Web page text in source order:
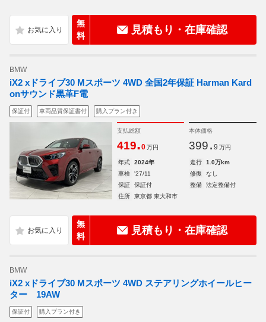
無
料
見積もり・在庫確認
BMW
iX2 xドライブ30 Mスポーツ 4WD 全国2年保証 Harman Kard
onサウンド黒革F電
保証付 車両品質保証書付 購入プラン付き
支払総額
419.0 万円
本体価格
399. 9 万円
年式 2024年 走行
1.0万km
車検
'27/11 修復
なし
保証
保証付 整備
法定整備付
住所
東京都 東大和市
無
料
見積もり・在庫確認
BMW
iX2 xドライブ30 Mスポーツ 4WD ステアリングホイールヒー
ター 19AW
保証付 購入プラン付き